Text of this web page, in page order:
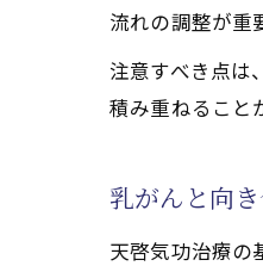
流れの調整が重
注意すべき点は
積み重ねること
乳がんと向
天啓気功治療の